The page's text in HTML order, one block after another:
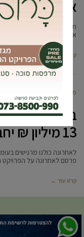
את הבוקר של
תנופת הפיתוח העוברת על
אופניים חדשים, מבני ציבור
קרא עוד ←
מקומונט גבעת שמואל
בשורה
13 מיליון ₪ יחבר בין גב”ש לפ”ת
לאחרונה כולנו מרגישים
פרסם לאחרונה על הפרויקט
קרא עוד ←